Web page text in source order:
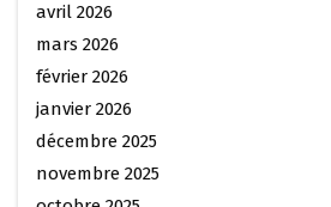
avril 2026
mars 2026
février 2026
janvier 2026
décembre 2025
novembre 2025